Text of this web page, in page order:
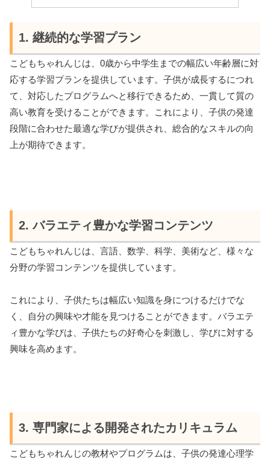
1. 継続的な学習プラン
こどもちゃれんじは、0歳から中学生までの幅広い年齢層に対
応する学習プランを提供しています。子供が成長するにつれ
て、対応したプログラムへと移行できるため、一貫して質の
高い教育を受けることができます。これにより、子供の発達
段階に合わせた最適な学びが提供され、総合的なスキルの向
上が期待できます。
2. バラエティ豊かな学習コンテンツ
こどもちゃれんじは、言語、数学、科学、美術など、様々な
分野の学習コンテンツを提供しています。
これにより、子供たちは幅広い知識を身につけるだけでな
く、自分の興味や才能を見つけることができます。バラエテ
ィ豊かな学びは、子供たちの好奇心を刺激し、学びに対する
興味を高めます。
3. 専門家による開発されたカリキュラム
こどもちゃれんじの教材やプログラムは、子供の発達心理学